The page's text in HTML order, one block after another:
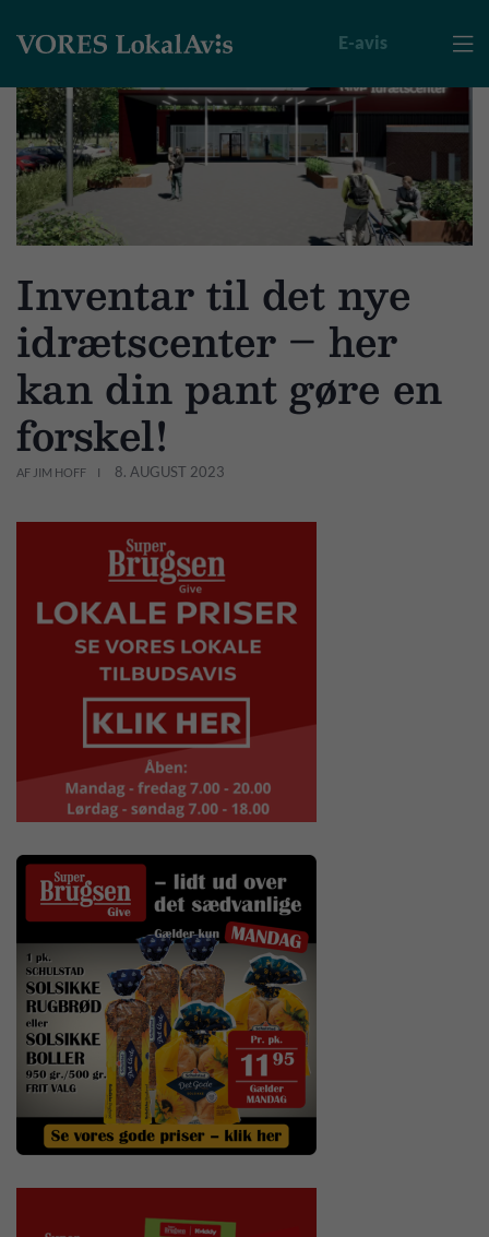

E-avis
Inventar til det nye
idrætscenter – her
kan din pant gøre en
forskel!
AF JIM HOFF 8. AUGUST 2023